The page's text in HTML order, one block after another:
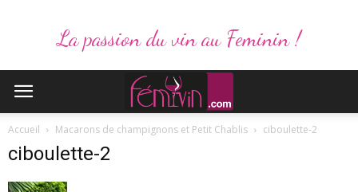
La passion du vin au Feminin !
Accueil Macarons de champignons et Petit Chablis ciboulette-2
ciboulette-2